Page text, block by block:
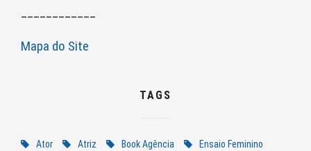
Mapa do Site
TAGS
Ator Atriz Book Agência
Ensaio Feminino